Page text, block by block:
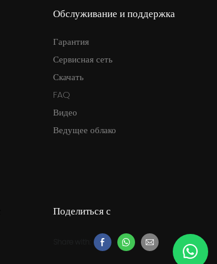
Обслуживание и поддержка
Гарантия
Сервисная сеть
Скачать
FAQ
Видео
Ведущее облако
Поделиться с